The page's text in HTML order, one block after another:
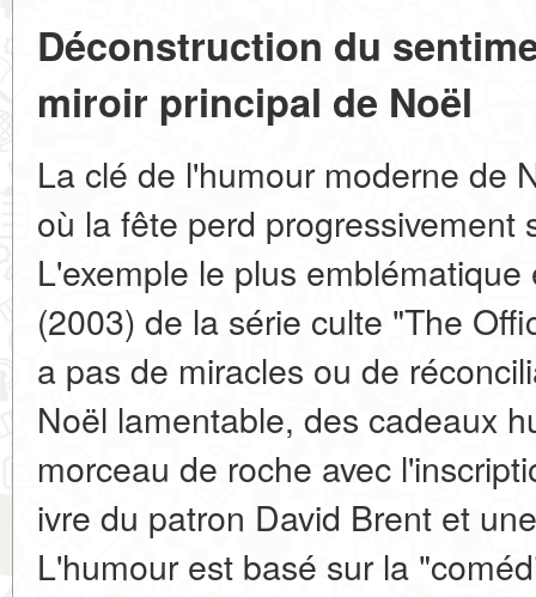
Déconstruction du
miroir principal de Noël
La clé de l'humour moderne de
où la fête perd progressivement
L'exemple le plus
(2003) de la série culte "The
a pas de miracles ou de
Noël lamentable, des cadeaux
morceau de roche avec
ivre du patron David Brent et
L'humour est basé sur la